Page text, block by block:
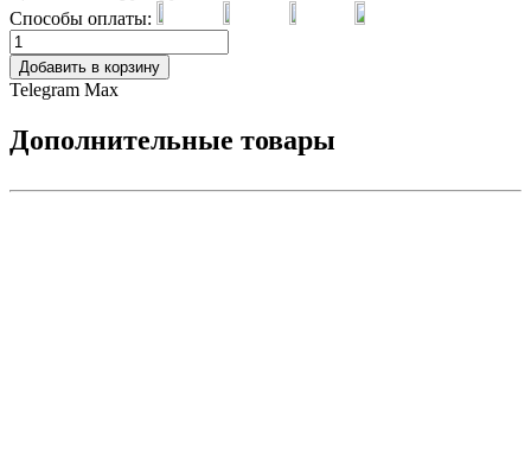
Способы оплаты:
Добавить в корзину
Telegram Max
Дополнительные товары